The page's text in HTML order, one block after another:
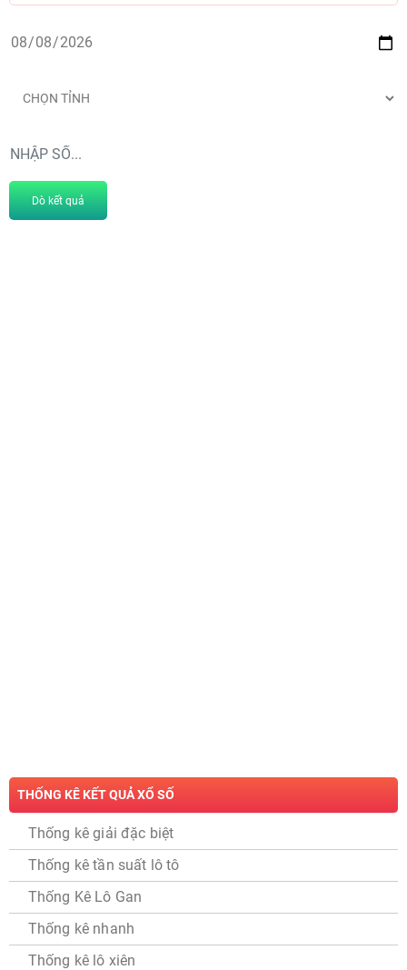
Dò kết quả
THỐNG KÊ KẾT QUẢ XỔ SỐ
Thống kê giải đặc biệt
Thống kê tần suất lô tô
Thống Kê Lô Gan
Thống kê nhanh
Thống kê lô xiên